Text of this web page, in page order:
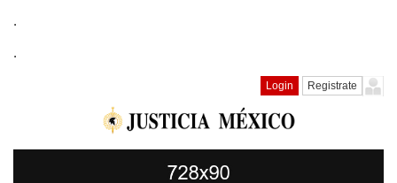
.
.
Login Registrate